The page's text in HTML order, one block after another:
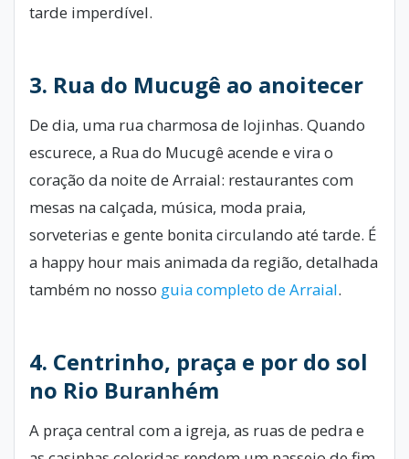
tarde imperdível.
3. Rua do Mucugê ao anoitecer
De dia, uma rua charmosa de lojinhas. Quando
escurece, a Rua do Mucugê acende e vira o
coração da noite de Arraial: restaurantes com
mesas na calçada, música, moda praia,
sorveterias e gente bonita circulando até tarde. É
a happy hour mais animada da região, detalhada
também no nosso guia completo de Arraial.
4. Centrinho, praça e por do sol
no Rio Buranhém
A praça central com a igreja, as ruas de pedra e